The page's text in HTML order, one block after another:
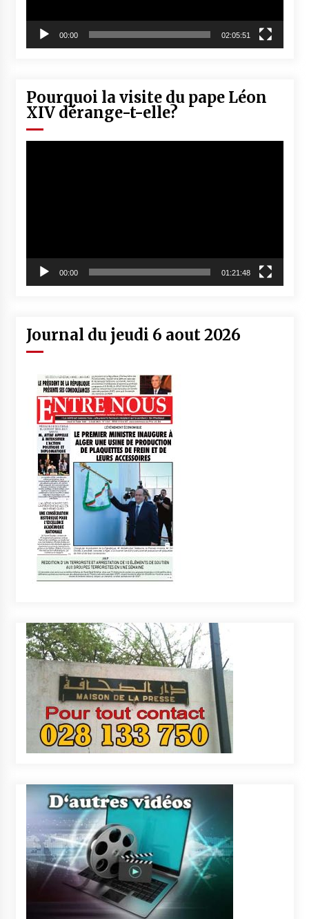
00:00 02:05:51
Pourquoi la visite du pape Léon
XIV dérange-t-elle?
00:00 01:21:48
Journal du jeudi 6 aout 2026